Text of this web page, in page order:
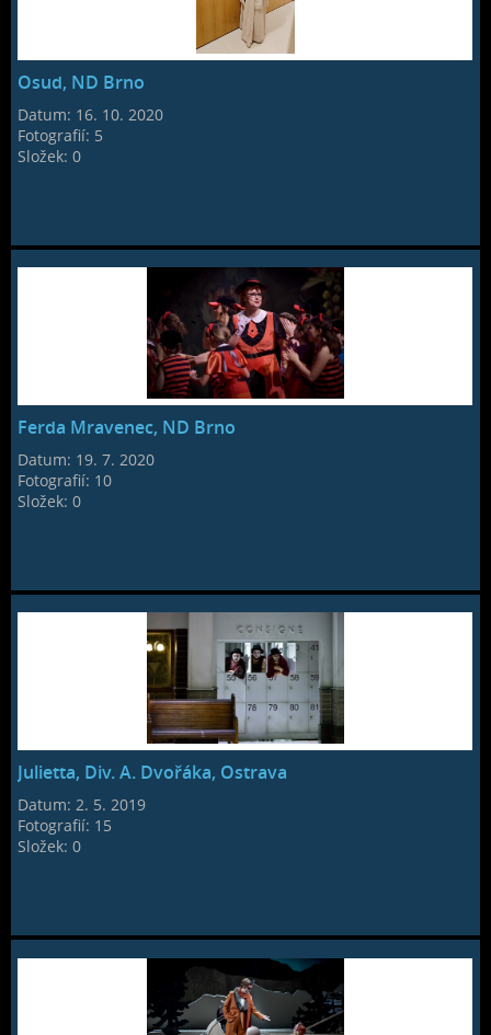
Osud, ND Brno
Datum: 16. 10. 2020
Fotografií: 5
Složek:0
Ferda Mravenec, ND Brno
Datum: 19. 7. 2020
Fotografií: 10
Složek:0
Julietta, Div. A. Dvořáka, Ostrava
Datum:2. 5. 2019
Fotografií: 15
Složek:0